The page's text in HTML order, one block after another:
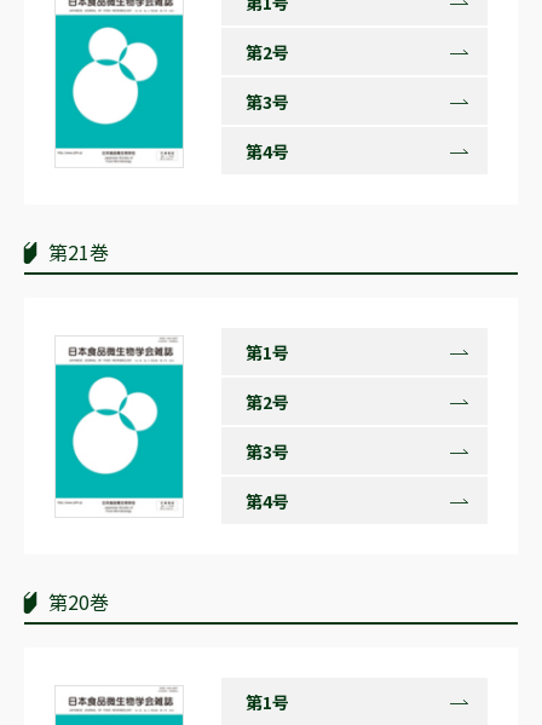
第2号
第3号
第4号
第21巻
第1号
第2号
第3号
第4号
第20巻
第1号